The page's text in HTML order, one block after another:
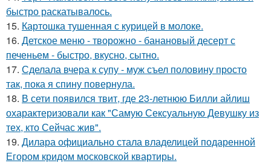
быстро раскатывалось.
15. Картошка тушенная с курицей в молоке.
16. Детское меню - творожно - банановый десерт с
печеньем - быстро, вкусно, сытно.
17. Сделала вчера к супу - муж съел половину просто
так, пока я спину повернула.
18. В сети появился твит, где 23-летнюю Билли айлиш
охарактеризовали как "Самую Сексуальную Девушку из
тех, кто Сейчас жив".
19. Дилара официально стала владелицей подаренной
Егором кридом московской квартиры.